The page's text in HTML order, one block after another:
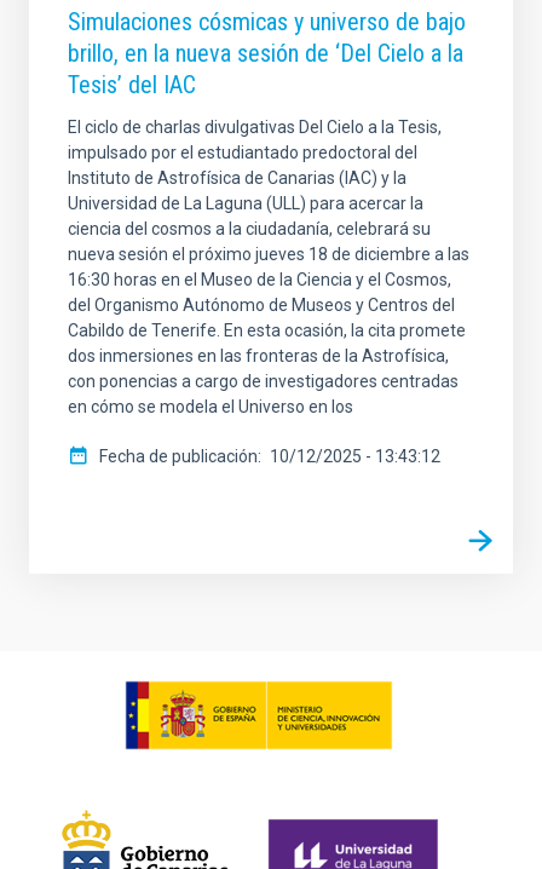
Simulaciones cósmicas y universo de bajo
brillo, en la nueva sesión de ‘Del Cielo a la
Tesis’ del IAC
El ciclo de charlas divulgativas Del Cielo a la Tesis,
impulsado por el estudiantado predoctoral del
Instituto de Astrofísica de Canarias (IAC) y la
Universidad de La Laguna (ULL) para acercar la
ciencia del cosmos a la ciudadanía, celebrará su
nueva sesión el próximo jueves 18 de diciembre a las
16:30 horas en el Museo de la Ciencia y el Cosmos,
del Organismo Autónomo de Museos y Centros del
Cabildo de Tenerife. En esta ocasión, la cita promete
dos inmersiones en las fronteras de la Astrofísica,
con ponencias a cargo de investigadores centradas
en cómo se modela el Universo en los
Fecha de publicación 10/12/2025 - 13:43:12